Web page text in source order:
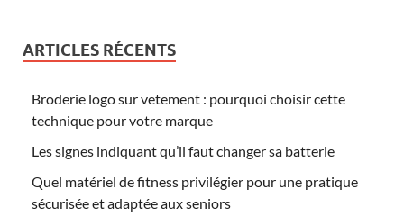
ARTICLES RÉCENTS
Broderie logo sur vetement : pourquoi choisir cette
technique pour votre marque
Les signes indiquant qu’il faut changer sa batterie
Quel matériel de fitness privilégier pour une pratique
sécurisée et adaptée aux seniors